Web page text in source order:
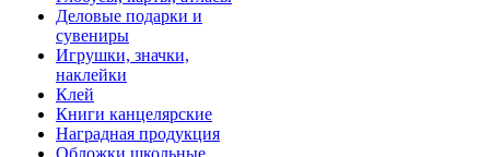
Деловые подарки и
сувениры
Игрушки, значки,
наклейки
Клей
Книги канцелярские
Наградная продукция
Обложки школьные